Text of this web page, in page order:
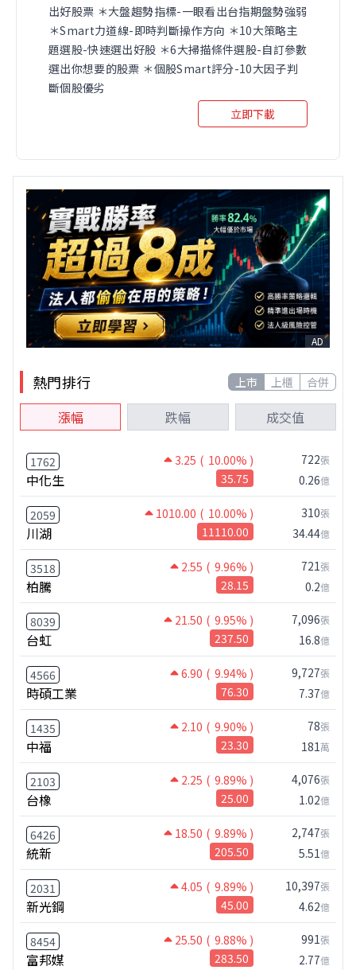
出好股票 ＊大盤趨勢指標-一眼看出台指期盤勢強弱
＊Smart力道線-即時判斷操作方向 ＊10大策略主
題選股-快速選出好股 ＊6大掃描條件選股-自訂參數
選出你想要的股票 ＊個股Smart評分-10大因子判
斷個股優劣
立即下載
AD
熱門排行 上市 上櫃 合併
漲幅 跌幅 成交值
1762 3.25 ( 10.00% )
中化生 35.75
722張
0.26億
2059 1010.00 ( 10.00% )
川湖 11110.00
310張
34.44億
3518 2.55 ( 9.96% )
柏騰 28.15
721張
0.2億
8039 21.50 ( 9.95% )
台虹 237.50
7,096張
16.8億
4566 6.90 ( 9.94% )
時碩工業 76.30
9,727張
7.37億
1435 2.10 ( 9.90% )
中福 23.30
78張
181萬
2103 2.25 ( 9.89% )
台橡 25.00
4,076張
1.02億
6426 18.50 ( 9.89% )
統新 205.50
2,747張
5.51億
2031 4.05 ( 9.89% )
新光鋼 45.00
10,397張
4.62億
8454 25.50 ( 9.88% )
富邦媒 283.50
991張
2.77億